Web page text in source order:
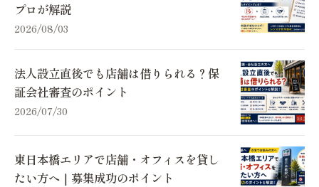
プロが解説
2026/08/03
法人設立直後でも店舗は借りられる？保
証会社審査のポイント
2026/07/30
東日本橋エリアで店舗・オフィスを貸し
たい方へ｜募集成功のポイント